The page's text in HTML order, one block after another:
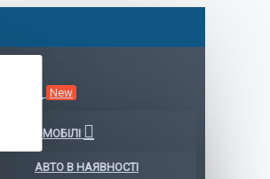
New
ЕЛЕКТРОМОБІЛІ
АВТО В НАЯВНОСТІ